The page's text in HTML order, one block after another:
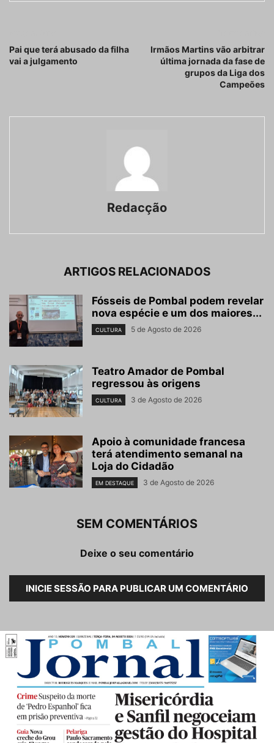
Pai que terá abusado da filha
vai a julgamento
Irmãos Martins vão arbitrar
última jornada da fase de
grupos da Liga dos
Campeões
Redacção
ARTIGOS RELACIONADOS
Fósseis de Pombal podem revelar
nova espécie e um dos maiores...
CULTURA 5 de Agosto de 2026
Teatro Amador de Pombal
regressou às origens
CULTURA 3 de Agosto de 2026
Apoio à comunidade francesa
terá atendimento semanal na
Loja do Cidadão
EM DESTAQUE 3 de Agosto de 2026
SEM COMENTÁRIOS
Deixe o seu comentário
INICIE SESSÃO PARA PUBLICAR UM COMENTÁRIO